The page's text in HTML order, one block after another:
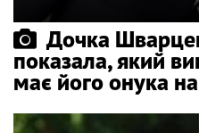
Дочка
показала, який
має його онука